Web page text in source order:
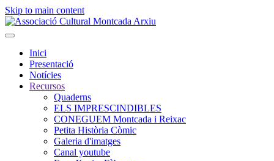
Skip to main content
Inici
Presentació
Notícies
Recursos
Quaderns
ELS IMPRESCINDIBLES
CONEGUEM Montcada i Reixac
Petita Història Còmic
Galeria d'imatges
Canal youtube